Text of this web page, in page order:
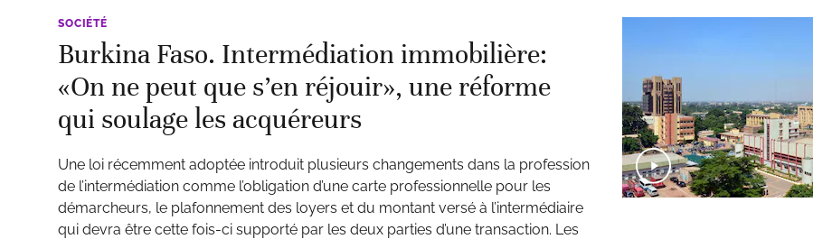
SOCIÉTÉ
Burkina Faso. Intermédiation immobilière:
«On ne peut que s’en réjouir», une réforme
qui soulage les acquéreurs
Une loi récemment adoptée introduit plusieurs changements dans la profession
de l’intermédiation comme l’obligation d’une carte professionnelle pour les
démarcheurs, le plafonnement des loyers et du montant versé à l’intermédiaire
qui devra être cette fois-ci supporté par les deux parties d’une transaction. Les